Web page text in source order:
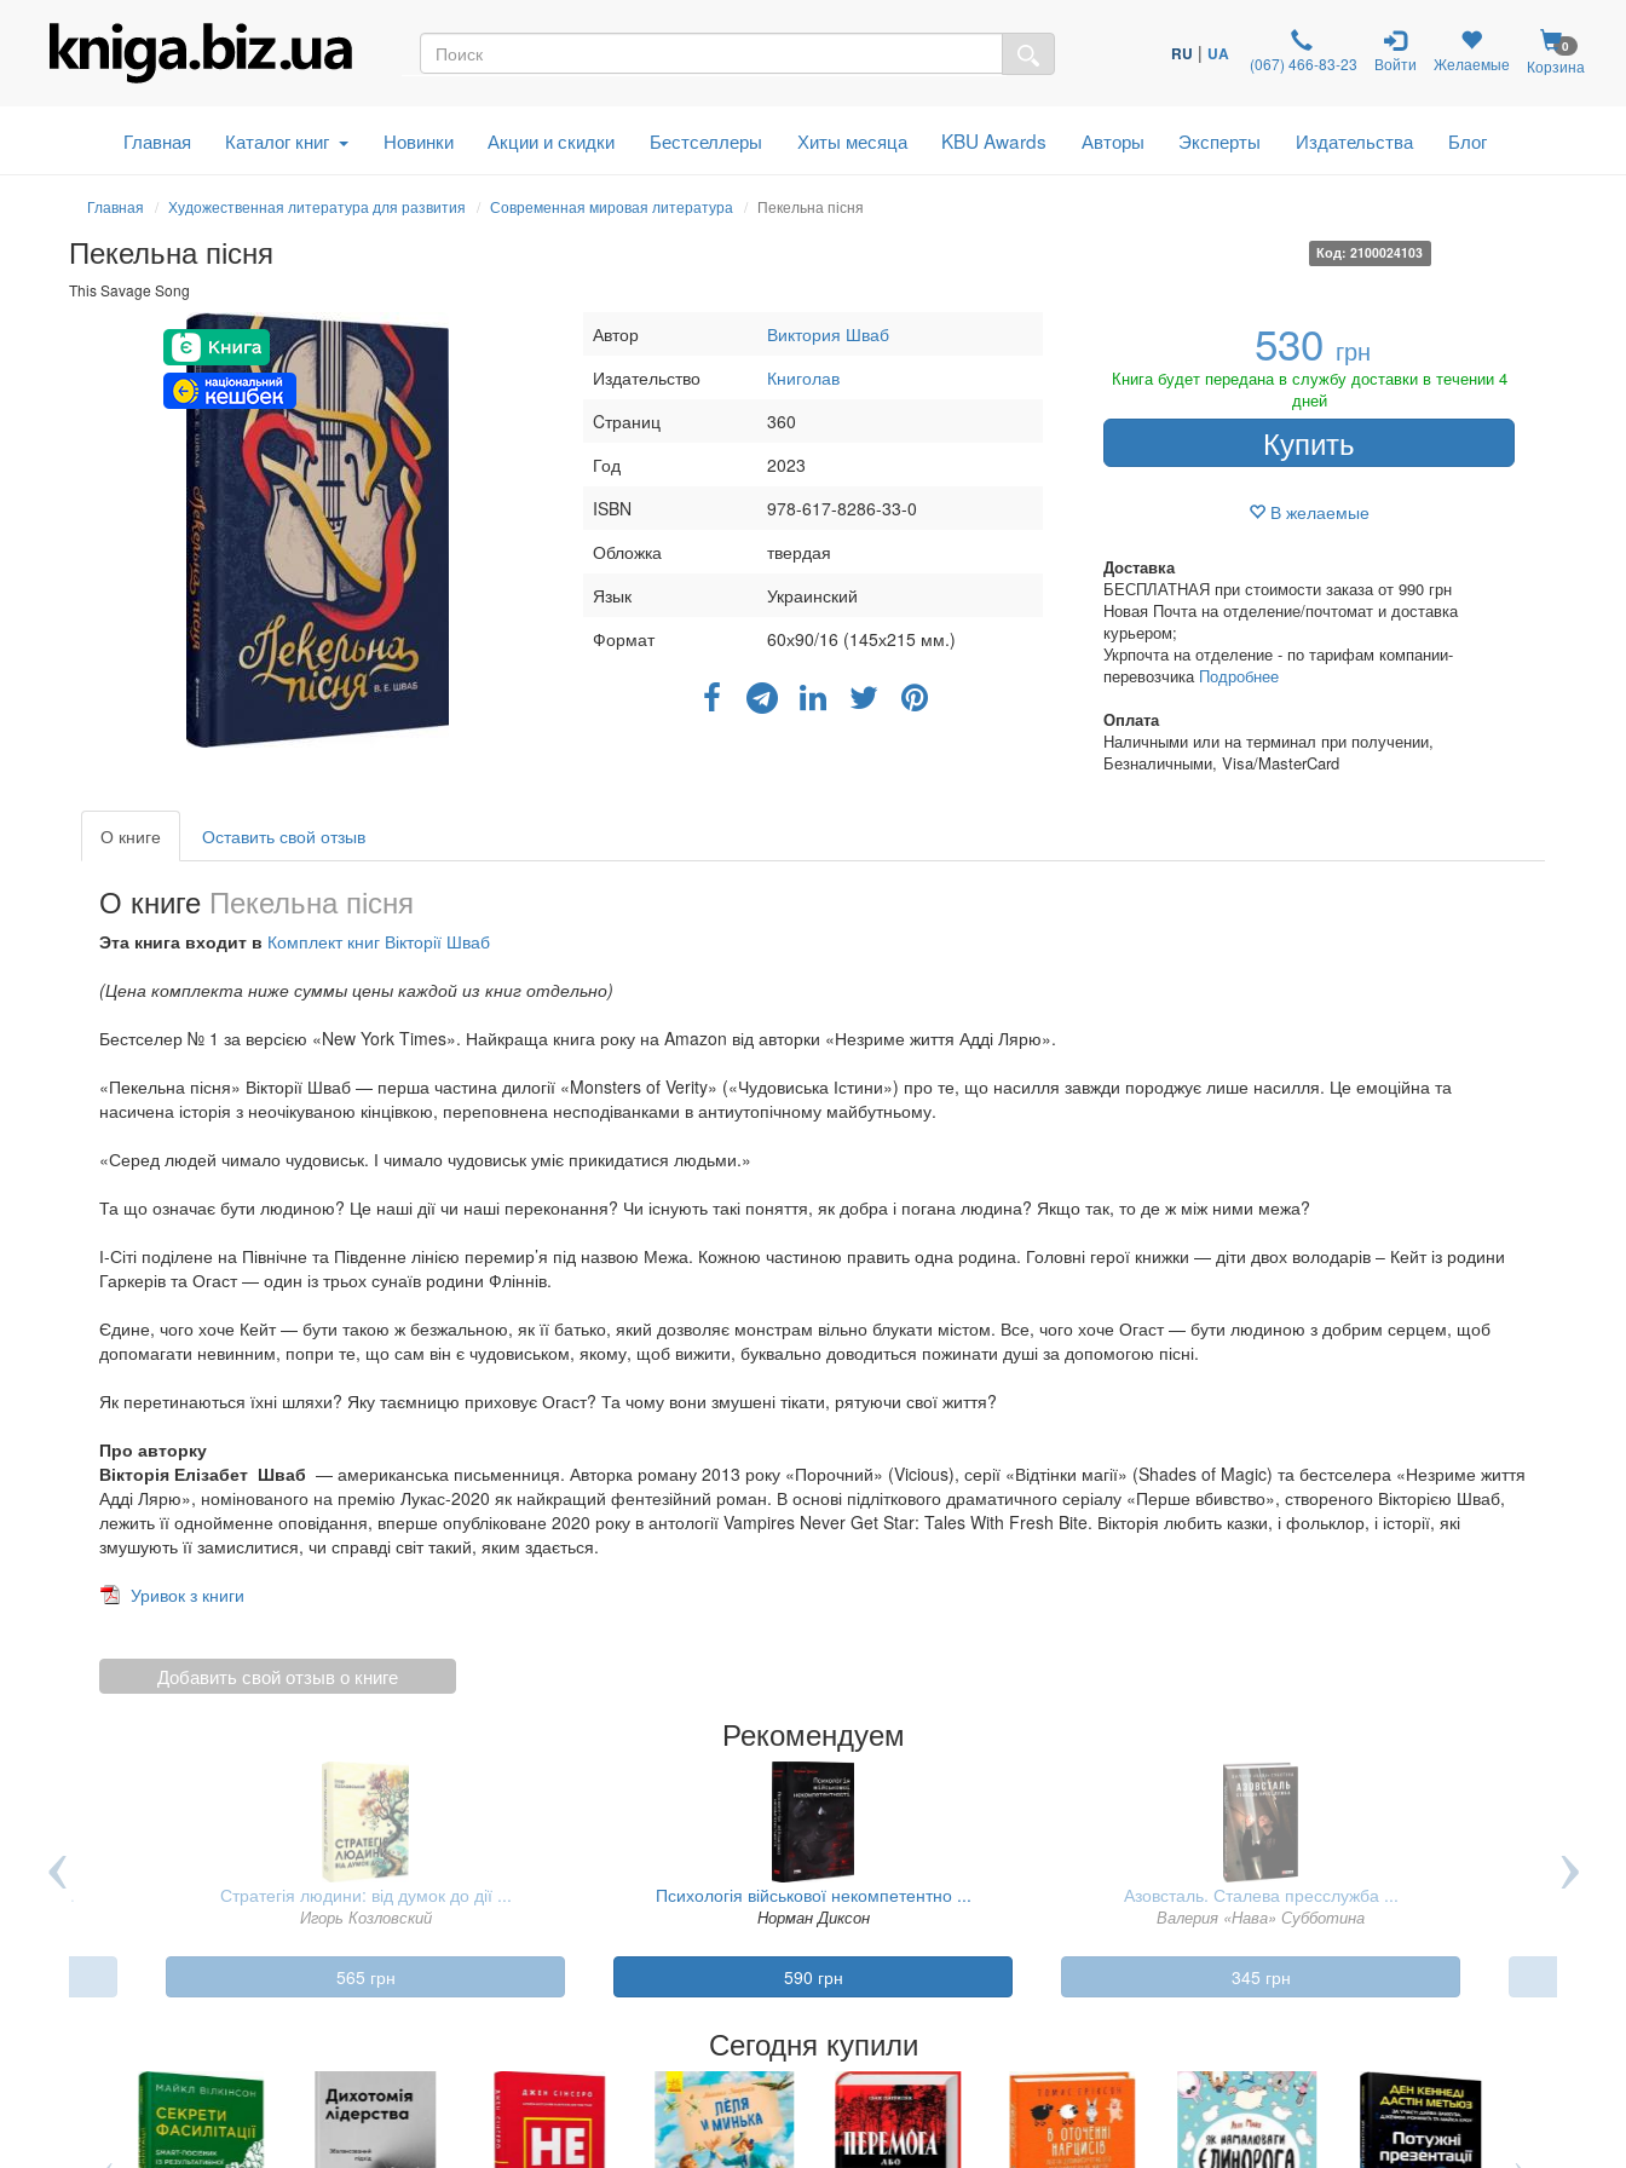
RU | UA (067) 466-83-23 Войти Желаемые
0
Корзина
Главная Каталог книг Новинки Акции и скидки Бестселлеры Хиты месяца KBU Awards Авторы Эксперты Издательства Блог
Главная Художественная литература для развития Современная мировая литература Пекельна пісня
Пекельна пісня
This Savage Song
Код: 2100024103
530 грн
Книга будет передана в службу доставки в течении 4
дней
Купить
В желаемые
Доставка
БЕСПЛАТНАЯ при стоимости заказа от 990 грн
Новая Почта на отделение/почтомат и доставка
курьером;
Укрпочта на отделение - по тарифам компании-
перевозчика Подробнее
Оплата
Наличными или на терминал при получении,
Безналичными, Visa/MasterCard
Автор
Виктория Шваб
Издательство
Книголав
Cтраниц
360
Год
2023
ISBN
978-617-8286-33-0
Обложка
твердая
Язык
Украинский
Формат
60х90/16 (145х215 мм.)
О книге Оставить свой отзыв
О книге Пекельна пісня
Эта книга входит в Комплект книг Вікторії Шваб
(Цена комплекта ниже суммы цены каждой из книг отдельно)
Бестселер № 1 за версією «New York Times». Найкраща книга року на Amazon від авторки «Незриме життя Адді Лярю».
«Пекельна пісня» Вікторії Шваб — перша частина дилогії «Monsters of Verity» («Чудовиська Істини») про те, що насилля завжди породжує лише насилля. Це емоційна та
насичена історія з неочікуваною кінцівкою, переповнена несподіванками в антиутопічному майбутньому.
«Серед людей чимало чудовиськ. І чимало чудовиськ уміє прикидатися людьми.»
Та що означає бути людиною? Це наші дії чи наші переконання? Чи існують такі поняття, як добра і погана людина? Якщо так, то де ж між ними межа?
І-Сіті поділене на Північне та Південне лінією перемир’я під назвою Межа. Кожною частиною править одна родина. Головні герої книжки — діти двох володарів – Кейт із родини
Гаркерів та Огаст — один із трьох сунаїв родини Фліннів.
Єдине, чого хоче Кейт — бути такою ж безжальною, як її батько, який дозволяє монстрам вільно блукати містом. Все, чого хоче Огаст — бути людиною з добрим серцем, щоб
допомагати невинним, попри те, що сам він є чудовиськом, якому, щоб вижити, буквально доводиться пожинати душі за допомогою пісні.
Як перетинаються їхні шляхи? Яку таємницю приховує Огаст? Та чому вони змушені тікати, рятуючи свої життя?
Про авторку
Вікторія Елізабет Шваб — американська письменниця. Авторка роману 2013 року «Порочний» (Vicious), серії «Відтінки магії» (Shades of Magic) та бестселера «Незриме життя
Адді Лярю», номінованого на премію Лукас-2020 як найкращий фентезійний роман. В основі підліткового драматичного серіалу «Перше вбивство», створеного Вікторією Шваб,
лежить її однойменне оповідання, вперше опубліковане 2020 року в антології Vampires Never Get Star: Tales With Fresh Bite. Вікторія любить казки, і фольклор, і історії, які
змушують її замислитися, чи справді світ такий, яким здається.
Уривок з книги
Добавить свой отзыв о книге
Рекомендуем
про б ... Стратегія людини: від думок до дії ...
Игорь Козловский
565 грн
Психологія військової некомпетентно ...
Норман Диксон
590 грн
Азовсталь. Сталева пресслужба ...
Валерия «Нава» Субботина
345 грн
Сегодня купили